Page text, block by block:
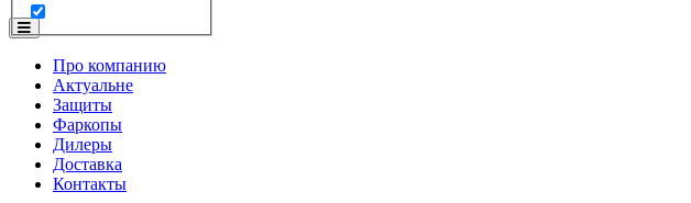
Про компанию
Актуальне
Защиты
Фаркопы
Дилеры
Доставка
Контакты